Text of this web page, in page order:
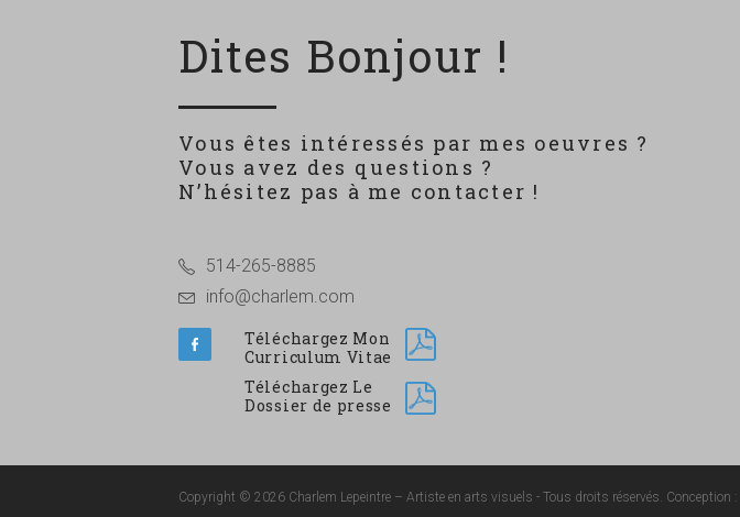
Dites Bonjour !
Vous êtes intéressés par mes oeuvres ?
Vous avez des questions ?
N’hésitez pas à me contacter !
514-265-8885
info@charlem.com
Téléchargez Mon
Curriculum Vitae
Téléchargez Le
Dossier de presse
Copyright © 2026 Charlem Lepeintre – Artiste en arts visuels - Tous droits réservés. Conception :